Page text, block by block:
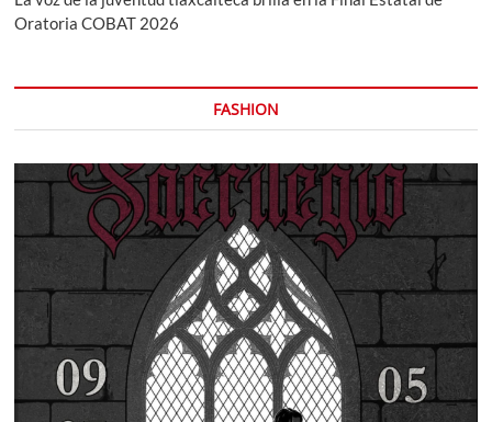
Oratoria COBAT 2026
FASHION